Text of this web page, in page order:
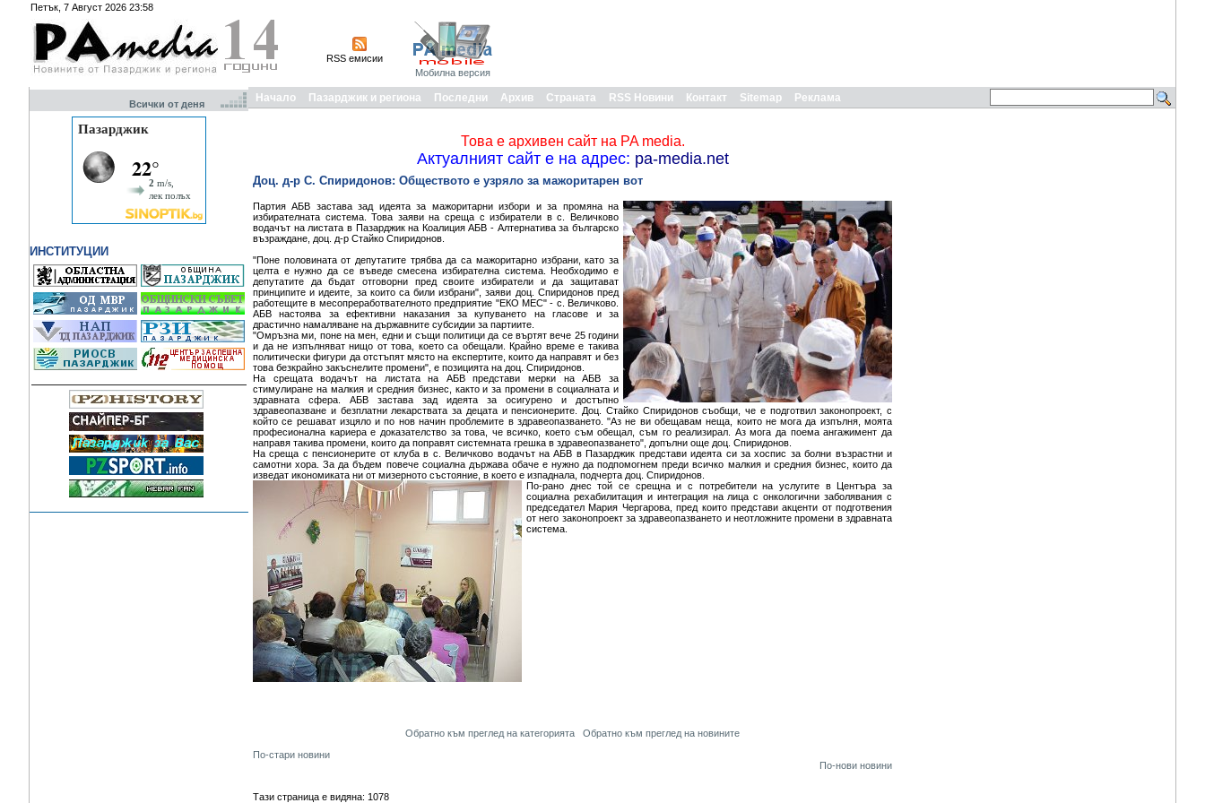
Петък, 7 Август 2026 23:58
RSS емисии
Мобилна версия
Всички от деня
ИНСТИТУЦИИ
Начало Пазарджик и региона Последни Архив Страната RSS Новини Контакт Sitemap Реклама
Това е архивен сайт на PA media.
Актуалният сайт е на адрес: pa-media.net
Доц. д-р С. Спиридонов: Обществото е узряло за мажоритарен вот
Партия АБВ застава зад идеята за мажоритарни избори и за промяна на
избирателната система. Това заяви на среща с избиратели в с. Величково
водачът на листата в Пазарджик на Коалиция АБВ - Алтернатива за българско
възраждане, доц. д-р Стайко Спиридонов.
"Поне половината от депутатите трябва да са мажоритарно избрани, като за
целта е нужно да се въведе смесена избирателна система. Необходимо е
депутатите да бъдат отговорни пред своите избиратели и да защитават
принципите и идеите, за които са били избрани", заяви доц. Спиридонов пред
работещите в месопреработвателното предприятие "ЕКО МЕС" - с. Величково.
АБВ настоява за ефективни наказания за купуването на гласове и за
драстично намаляване на държавните субсидии за партиите.
"Омръзна ми, поне на мен, едни и същи политици да се въртят вече 25 години
и да не изпълняват нищо от това, което са обещали. Крайно време е такива
политически фигури да отстъпят място на експертите, които да направят и без
това безкрайно закъснелите промени", е позицията на доц. Спиридонов.
На срещата водачът на листата на АБВ представи мерки на АБВ за
стимулиране на малкия и средния бизнес, както и за промени в социалната и
здравната сфера. АБВ застава зад идеята за осигурено и достъпно
здравеопазване и безплатни лекарствата за децата и пенсионерите. Доц. Стайко Спиридонов съобщи, че е подготвил законопроект, с
който се решават изцяло и по нов начин проблемите в здравеопазването. "Аз не ви обещавам неща, които не мога да изпълня, моята
професионална кариера е доказателство за това, че всичко, което съм обещал, съм го реализирал. Аз мога да поема ангажимент да
направя такива промени, които да поправят системната грешка в здравеопазването", допълни още доц. Спиридонов.
На среща с пенсионерите от клуба в с. Величково водачът на АБВ в Пазарджик представи идеята си за хоспис за болни възрастни и
самотни хора. За да бъдем повече социална държава обаче е нужно да подпомогнем преди всичко малкия и средния бизнес, които да
изведат икономиката ни от мизерното състояние, в което е изпаднала, подчерта доц. Спиридонов.
По-рано днес той се срещна и с потребители на услугите в Центъра за
социална рехабилитация и интеграция на лица с онкологични заболявания с
председател Мария Чергарова, пред които представи акценти от подготвения
от него законопроект за здравеопазването и неотложните промени в здравната
система.
Обратно към преглед на категорията
Обратно към преглед на новините
По-стари новини
По-нови новини
Тази страница е видяна: 1078